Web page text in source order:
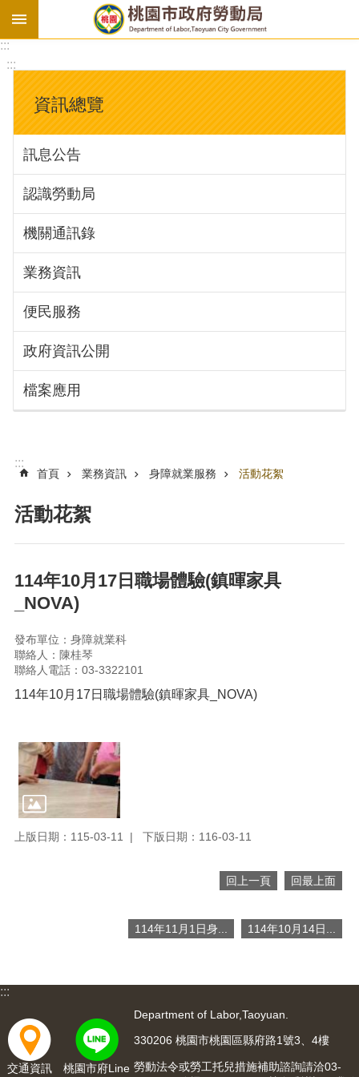
基
法
勞
資
會
庇
護
工
場
進
訊
息
公
識
動
局
通
業
務
訊
民
服
務
政
府
首
頁
:::
:::
資訊總覽
訊息公告
認識勞動局
機關通訊錄
業務資訊
便民服務
政府資訊公開
檔案應用
:::
首頁 業務資訊 身障就業服務 活動花絮
活動花絮
114年10月17日職場體驗(鎮暉家具
_NOVA)
發布單位：身障就業科
聯絡人：陳桂琴
聯絡人電話：03-3322101
114年10月17日職場體驗(鎮暉家具_NOVA)
上版日期：115-03-11 下版日期：116-03-11
回上一頁 回最上面
114年11月1日身... 114年10月14日...
:::
交通資訊 桃園市府Line
Department of Labor,Taoyuan.
330206 桃園市桃園區縣府路1號3、4樓
勞動法令或勞工托兒措施補助諮詢請洽03-